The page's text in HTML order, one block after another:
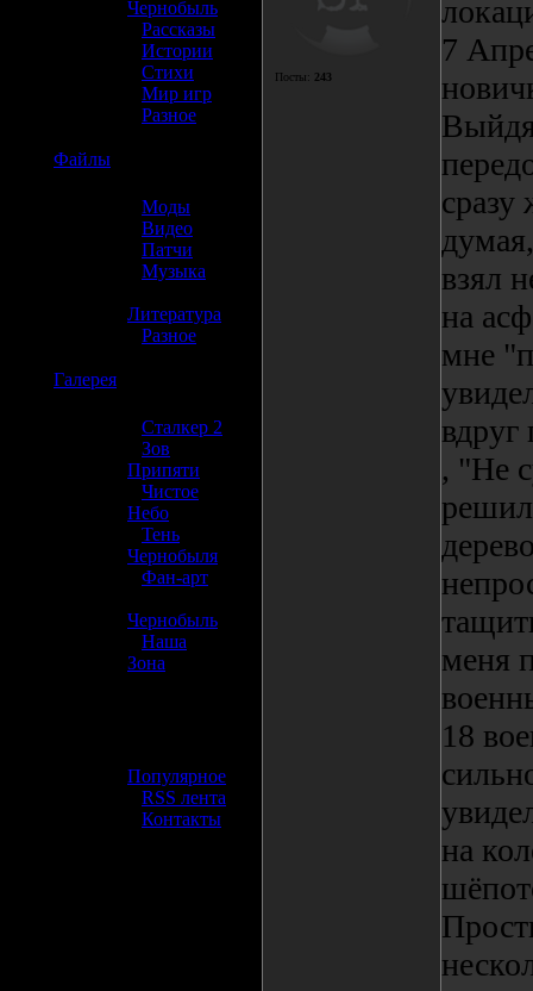
Чернобыль
Рассказы
Истории
Стихи
Мир игр
Разное
Файлы
Моды
Видео
Патчи
Музыка
Литература
Разное
Галерея
Сталкер 2
Зов
Припяти
Чистое
Небо
Тень
Чернобыля
Фан-арт
Чернобыль
Наша
Зона
Популярное
RSS лента
Контакты
Посты: 243
7
сразу
взял
на
мне
вдруг
, "Не
меня
18
на